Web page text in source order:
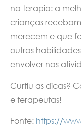
na terapia: a
crianças
merecem e que
outras
envolver nas
Curtiu as dicas?
e terapeutas!
Fonte: https://